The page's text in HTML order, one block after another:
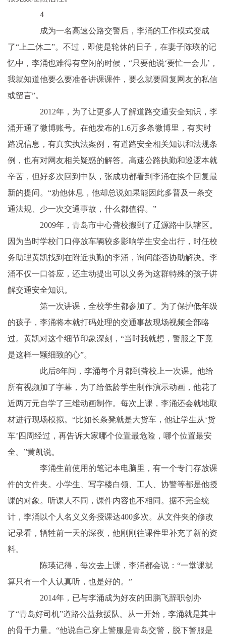
4
成为一名高速公路交警后，李涌的工作模式变成
了“上二休二”。不过，即使是轮休的日子，在妻子陈瑛的记
忆中，李涌也难得有空闲的时候，“只要他说‘要忙一会儿’，
我就知道他要么要准备讲课课件，要么就要回复网友的私信
或留言”。
2012年，为了让更多人了解道路交通安全知识，李
涌开通了微博账号。在他发布的1.6万多条微博里，有实时
路况信息，有真实执法案例，有道路安全相关知识和法规条
例，也有对网友相关疑惑的解答。高速公路执勤和巡逻本就
辛苦，但好多次回到中队，张成功都看到李涌在挨个回复最
新的提问。“劝他休息，他却总说如果能因此多普及一条交
通法规、少一次交通事故，什么都值得。”
2009年，青岛市中心聋校搬到了辽源路中队辖区。
因为当时学校门口停放车辆较多影响学生安全出行，时任校
务助理黄凯找到在附近执勤的李涌，询问能否协助解决。李
涌不仅一口答应，还主动提出可以义务为这群特殊的孩子讲
解交通安全知识。
第一次讲课，全校学生都参加了。为了保护低年级
的孩子，李涌将本就打码处理的交通事故现场视频全部略
过。黄凯对这个细节印象深刻，“当时我就想，警服之下竟
是这样一颗细致的心”。
此后8年间，李涌每个月都到聋校上一次课。他给
所有视频加了字幕，为了给低龄学生制作演示动画，他花了
近两万元自学了三维动画制作。每次上课，李涌还会就地取
材进行现场模拟。“比如长条凳就是大货车，他让学生从‘货
车’四周经过，再告诉大家哪个位置最危险，哪个位置最安
全。”黄凯说。
李涌生前使用的笔记本电脑里，有一个专门存放课
件的文件夹。小学生、写字楼白领、工人、协警等都是他授
课的对象。听课人不同，课件内容也不相同。据不完全统
计，李涌以个人名义义务授课达400多次。从文件夹的修改
记录看，牺牲前一天的深夜，他刚刚往课件里补充了新的资
料。
陈瑛记得，每次去上课，李涌都会说：“一堂课就
算只有一个人认真听，也是好的。”
2014年，已与李涌成为好友的田鹏飞辞职创办
了“青岛好司机”道路公益救援队。从一开始，李涌就是其中
的骨干力量。“他说自己穿上警服是青岛交警，脱下警服是